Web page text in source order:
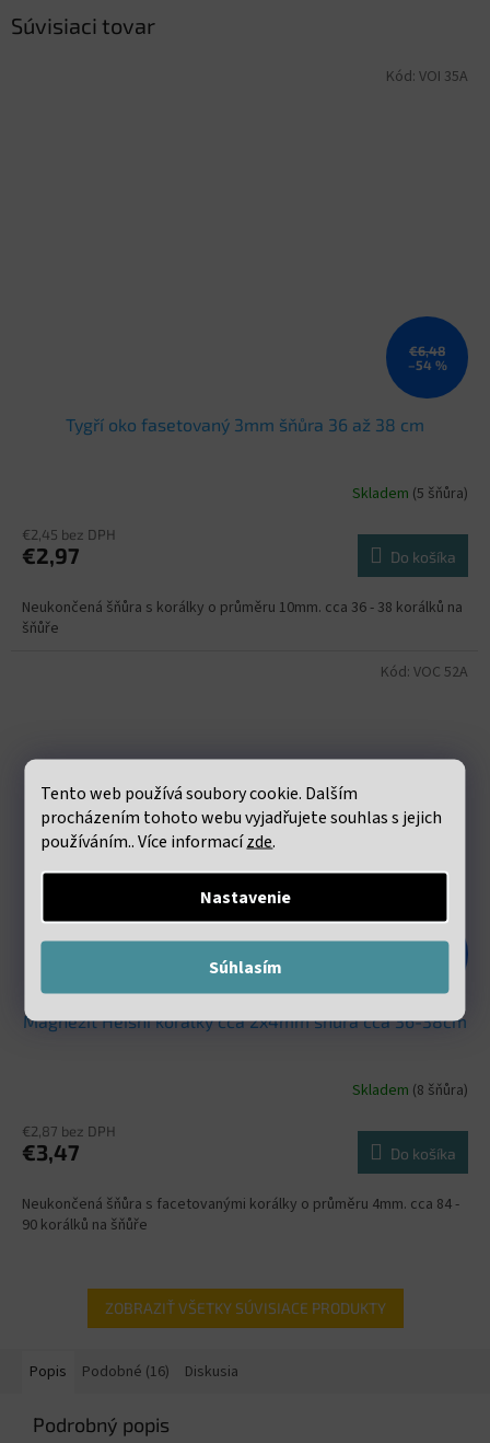
Tento web používá soubory cookie. Dalším
procházením tohoto webu vyjadřujete souhlas s jejich
používáním.. Více informacízde.
Nastavenie
Súhlasím
Súvisiaci tovar
€6,48
–54 %
Tygří oko fasetovaný 3mm šňůra 36 až 38 cm
Skladem (5 šňůra)
€2,45 bez DPH
€2,97 Do košíka
Neukončená šňůra s korálky o průměru 10mm. cca 36 - 38 korálků na
šňůře
Kód: VOI 35A
€7,72
Magnezit Heishi korálky cca 2x4mm šňůra cca 36-38cm
Skladem (8 šňůra)
€2,87 bez DPH
€3,47 Do košíka
Neukončená šňůra s facetovanými korálky o průměru 4mm. cca 84 -
90 korálků na šňůře
Kód: VOC 52A
ZOBRAZIŤ VŠETKY SÚVISIACE PRODUKTY
Popis Podobné (16) Diskusia
Podrobný popis